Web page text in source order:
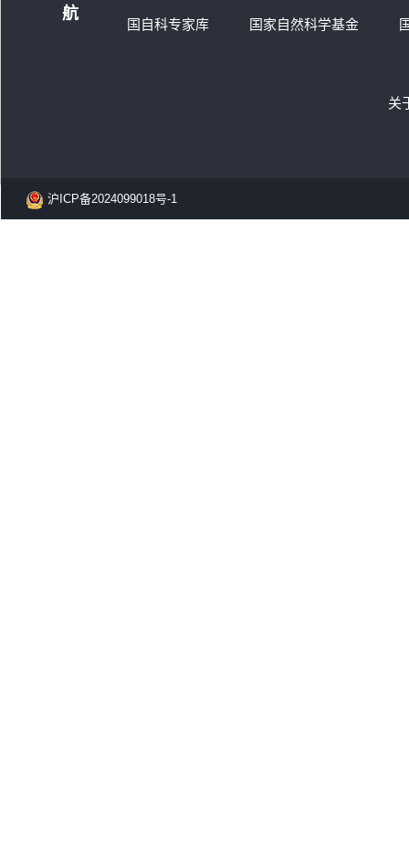
航
国自科专家库 国家自然科学基金
关
沪ICP备2024099018号-1